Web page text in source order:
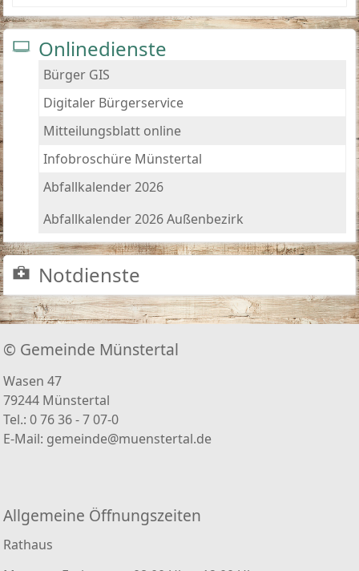
Onlinedienste
Bürger GIS
Digitaler Bürgerservice
Mitteilungsblatt online
Infobroschüre Münstertal
Abfallkalender 2026
Abfallkalender 2026 Außenbezirk
Notdienste
© Gemeinde Münstertal
Wasen 47
79244 Münstertal
Tel.: 0 76 36 - 7 07-0
E-Mail: gemeinde@muenstertal.de
Allgemeine Öffnungszeiten
Rathaus